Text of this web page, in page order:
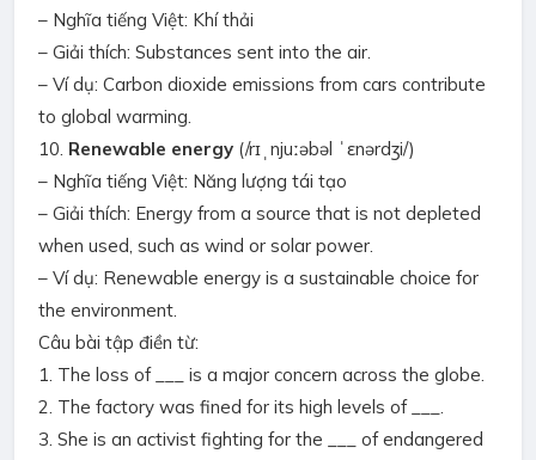
– Nghĩa tiếng Việt: Khí thải
– Giải thích: Substances sent into the air.
– Ví dụ: Carbon dioxide emissions from cars contribute
to global warming.
10. Renewable energy (/rɪˌnjuːəbəl ˈɛnərdʒi/)
– Nghĩa tiếng Việt: Năng lượng tái tạo
– Giải thích: Energy from a source that is not depleted
when used, such as wind or solar power.
– Ví dụ: Renewable energy is a sustainable choice for
the environment.
Câu bài tập điền từ:
1. The loss of ___ is a major concern across the globe.
2. The factory was fined for its high levels of ___.
3. She is an activist fighting for the ___ of endangered